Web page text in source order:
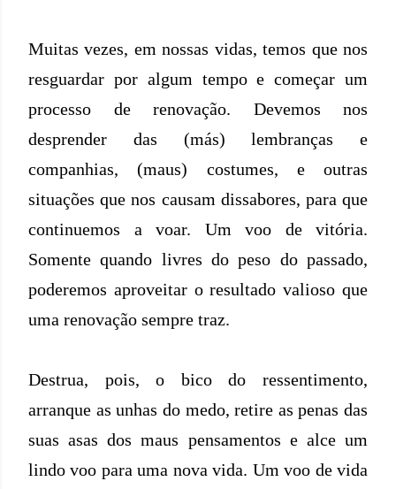
Muitas vezes, em nossas vidas, temos que nos
resguardar por algum tempo e começar um
processo de renovação. Devemos nos
desprender das (más) lembranças e
companhias, (maus) costumes, e outras
situações que nos causam dissabores, para que
continuemos a voar. Um voo de vitória.
Somente quando livres do peso do passado,
poderemos aproveitar o resultado valioso que
uma renovação sempre traz.
Destrua, pois, o bico do ressentimento,
arranque as unhas do medo, retire as penas das
suas asas dos maus pensamentos e alce um
lindo voo para uma nova vida. Um voo de vida